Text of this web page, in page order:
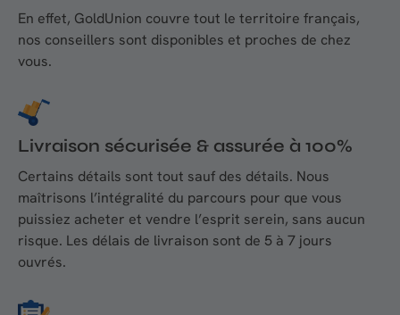
En effet, GoldUnion couvre tout le territoire français,
nos conseillers sont disponibles et proches de chez
vous.
Livraison sécurisée & assurée à 100%
Certains détails sont tout sauf des détails. Nous
maîtrisons l’intégralité du parcours pour que vous
puissiez acheter et vendre l’esprit serein, sans aucun
risque. Les délais de livraison sont de 5 à 7 jours
ouvrés.